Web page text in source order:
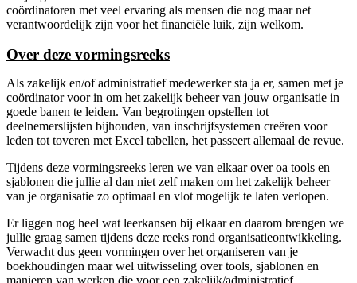
coördinatoren met veel ervaring als mensen die nog maar net
verantwoordelijk zijn voor het financiële luik, zijn welkom.
Over deze vormingsreeks
Als zakelijk en/of administratief medewerker sta ja er, samen met je
coördinator voor in om het zakelijk beheer van jouw organisatie in
goede banen te leiden. Van begrotingen opstellen tot
deelnemerslijsten bijhouden, van inschrijfsystemen creëren voor
leden tot toveren met Excel tabellen, het passeert allemaal de revue.
Tijdens deze vormingsreeks leren we van elkaar over oa tools en
sjablonen die jullie al dan niet zelf maken om het zakelijk beheer
van je organisatie zo optimaal en vlot mogelijk te laten verlopen.
Er liggen nog heel wat leerkansen bij elkaar en daarom brengen we
jullie graag samen tijdens deze reeks rond organisatieontwikkeling.
Verwacht dus geen vormingen over het organiseren van je
boekhoudingen maar wel uitwisseling over tools, sjablonen en